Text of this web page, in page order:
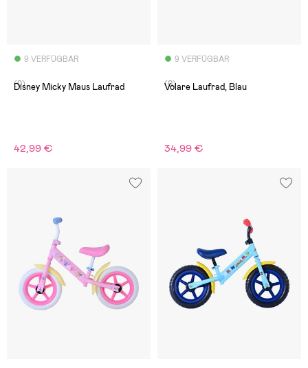
9 VERFÜGBAR
(0)
Disney Micky Maus Laufrad
42,99 €
9 VERFÜGBAR
(0)
Volare Laufrad, Blau
34,99 €